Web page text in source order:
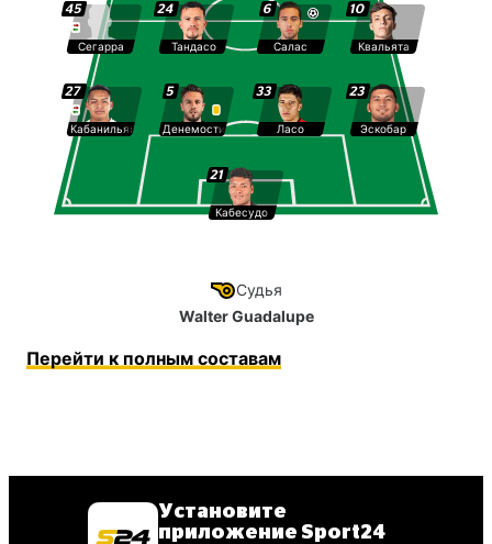
6
Салас
21
Кабесудо
5
Денемостир
24
Тандасо
10
Квальята
27
Кабанильяс
23
Эскобар
33
Ласо
45
Сегарра
Судья
Walter Guadalupe
Перейти к полным составам
Установите
приложение Sport24